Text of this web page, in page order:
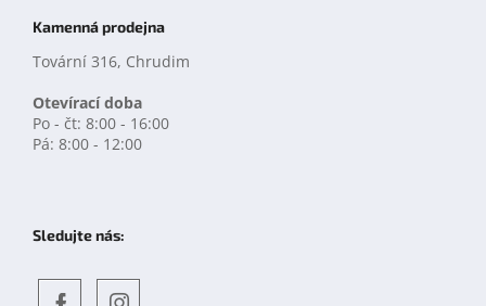
Kamenná prodejna
Tovární 316, Chrudim
Otevírací doba
Po - čt: 8:00 - 16:00
Pá: 8:00 - 12:00
Sledujte nás: